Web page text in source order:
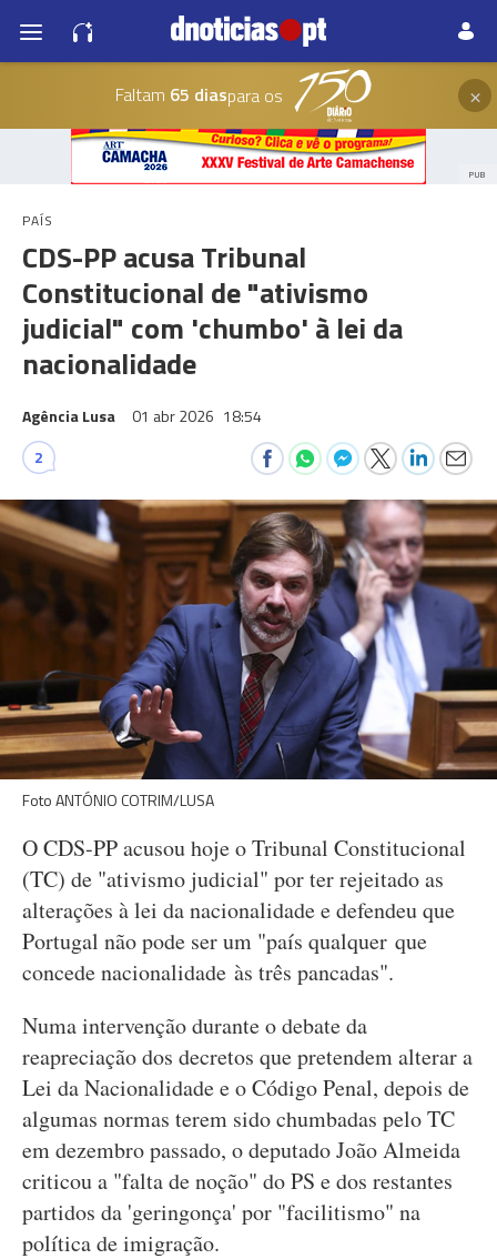
Faltam 65 diaspara os ×
PUB
PAÍS
CDS-PP acusa Tribunal
Constitucional de "ativismo
judicial" com 'chumbo' à lei da
nacionalidade
Agência Lusa 01 abr 2026 18:54
2
Foto ANTÓNIO COTRIM/LUSA
O CDS-PP acusou hoje o Tribunal Constitucional
(TC) de "ativismo judicial" por ter rejeitado as
alterações à lei da nacionalidade e defendeu que
Portugal não pode ser um "país qualquer que
concede nacionalidade às três pancadas".
Numa intervenção durante o debate da
reapreciação dos decretos que pretendem alterar a
Lei da Nacionalidade e o Código Penal, depois de
algumas normas terem sido chumbadas pelo TC
em dezembro passado, o deputado João Almeida
criticou a "falta de noção" do PS e dos restantes
partidos da 'geringonça' por "facilitismo" na
política de imigração.